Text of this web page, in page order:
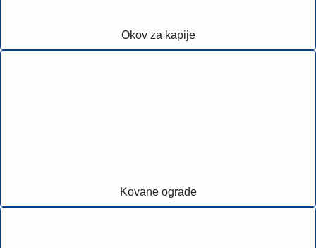
Okov za kapije
Kovane ograde